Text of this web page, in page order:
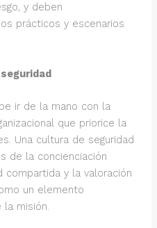
y deben
prácticos y escenarios
ir de la mano con la
que priorice la
Una cultura de seguridad
de la concienciación
compartida y la valoración
un elemento
misión.